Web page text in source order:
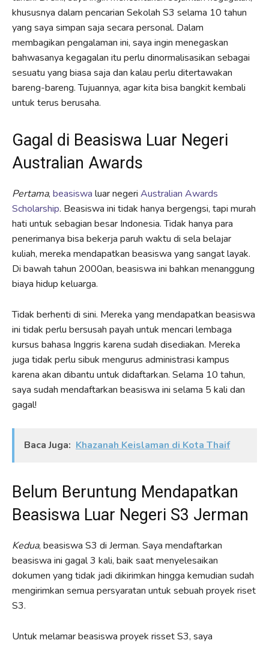
khususnya dalam pencarian Sekolah S3 selama 10 tahun
yang saya simpan saja secara personal. Dalam
membagikan pengalaman ini, saya ingin menegaskan
bahwasanya kegagalan itu perlu dinormalisasikan sebagai
sesuatu yang biasa saja dan kalau perlu ditertawakan
bareng-bareng. Tujuannya, agar kita bisa bangkit kembali
untuk terus berusaha.
Gagal di Beasiswa Luar Negeri
Australian Awards
Pertama, beasiswa luar negeri Australian Awards
Scholarship. Beasiswa ini tidak hanya bergengsi, tapi murah
hati untuk sebagian besar Indonesia. Tidak hanya para
penerimanya bisa bekerja paruh waktu di sela belajar
kuliah, mereka mendapatkan beasiswa yang sangat layak.
Di bawah tahun 2000an, beasiswa ini bahkan menanggung
biaya hidup keluarga.
Tidak berhenti di sini. Mereka yang mendapatkan beasiswa
ini tidak perlu bersusah payah untuk mencari lembaga
kursus bahasa Inggris karena sudah disediakan. Mereka
juga tidak perlu sibuk mengurus administrasi kampus
karena akan dibantu untuk didaftarkan. Selama 10 tahun,
saya sudah mendaftarkan beasiswa ini selama 5 kali dan
gagal!
Baca Juga: Khazanah Keislaman di Kota Thaif
Belum Beruntung Mendapatkan
Beasiswa Luar Negeri S3 Jerman
Kedua, beasiswa S3 di Jerman. Saya mendaftarkan
beasiswa ini gagal 3 kali, baik saat menyelesaikan
dokumen yang tidak jadi dikirimkan hingga kemudian sudah
mengirimkan semua persyaratan untuk sebuah proyek riset
S3.
Untuk melamar beasiswa proyek risset S3, saya